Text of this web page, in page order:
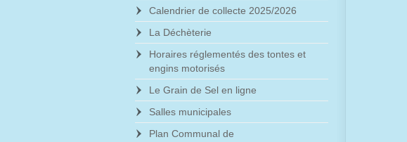
Calendrier de collecte 2025/2026
La Déchèterie
Horaires réglementés des tontes et
engins motorisés
Le Grain de Sel en ligne
Salles municipales
Plan Communal de